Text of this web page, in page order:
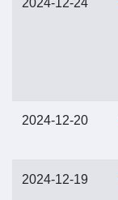
2024-12-24
2024-12-20
2024-12-19